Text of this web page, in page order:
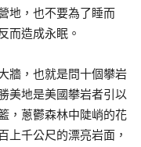
地，也不要為了睡而
而造成永眠。
牆，也就是問十個攀岩
美地是美國攀岩者引以
，蔥鬱森林中陡峭的花
上千公尺的漂亮岩面，